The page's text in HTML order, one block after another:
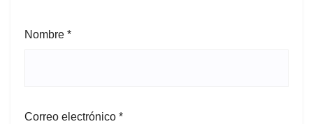
Nombre *
Correo electrónico *